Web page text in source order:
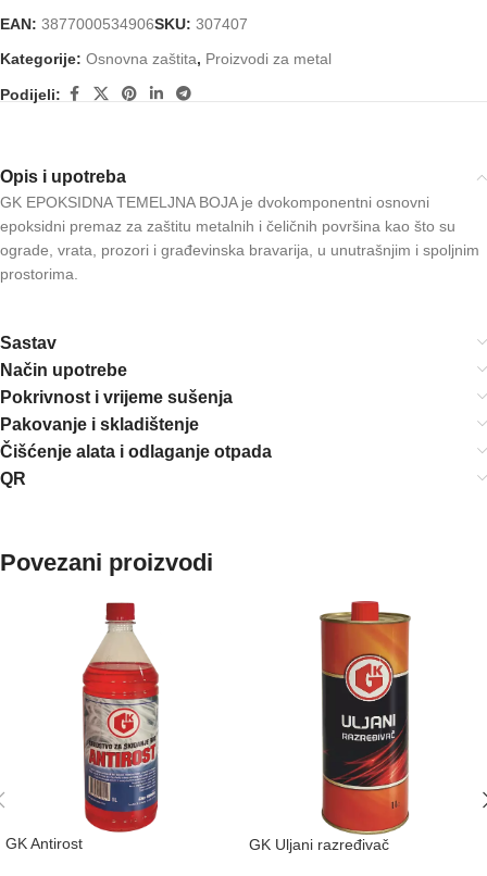
EAN: 3877000534906SKU: 307407
Kategorije: Osnovna zaštita, Proizvodi za metal
Podijeli:
Opis i upotreba
GK EPOKSIDNA TEMELJNA BOJA je dvokomponentni osnovni
epoksidni premaz za zaštitu metalnih i čeličnih površina kao što su
ograde, vrata, prozori i građevinska bravarija, u unutrašnjim i spoljnim
prostorima.
Sastav
Način upotrebe
Pokrivnost i vrijeme sušenja
Pakovanje i skladištenje
Čišćenje alata i odlaganje otpada
QR
Povezani proizvodi
GK Antirost GK Uljani razređivač